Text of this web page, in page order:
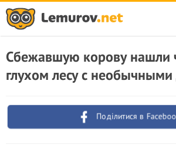
Сбежавшую корову нашли
глухом лесу с
Поділитися в